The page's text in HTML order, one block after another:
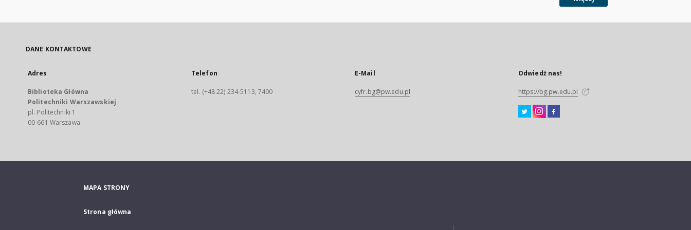
DANE KONTAKTOWE
Adres
Biblioteka Główna
Politechniki Warszawskiej
pl. Politechniki 1
00-661 Warszawa
Telefon
tel. (+48 22) 234-5113, 7400
E-Mail
cyfr.bg@pw.edu.pl
Odwiedź nas!
https://bg.pw.edu.pl
MAPA STRONY
Strona główna